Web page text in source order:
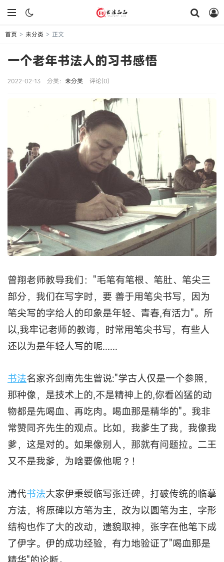
首页 > 未分类 > 正文
一个老年书法人的习书感悟
2022-02-13 分类： 未分类 评论(0)
曾翔老师教导我们："毛笔有笔根、笔肚、笔尖三
部分，我们在写字时，要 善于用笔尖书写，因为
笔尖写的字给人的印象是年轻、青春,有活力"。所
以,我牢记老师的教诲，时常用笔尖书写，有些人
还以为是年轻人写的呢......
书法名家齐剑南先生曾说:"学古人仅是一个参照，
那种像，是技术上的,不是精神上的,你看凶猛的动
物都是先喝血、再吃肉。喝血那是精华的"。我非
常赞同齐先生的观点。比如，我爹生了我，我像我
爹，这是对的。如果像别人，那就有问题拉。二王
又不是我爹，为啥要像他呢？！
清代书法大家伊秉绶临写张迁碑，打破传统的临摹
方法，将原碑以方笔为主，改为以圆笔为主，字形
结构也作了大的改动，遗貌取神，张字在他笔下成
了伊字。伊的成功经验，有力地验证了"喝血那是